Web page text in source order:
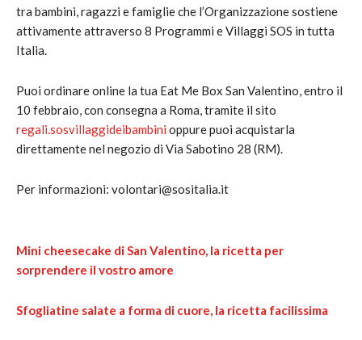
tra bambini, ragazzi e famiglie che l’Organizzazione sostiene
attivamente attraverso 8 Programmi e Villaggi SOS in tutta
Italia.
Puoi ordinare online la tua Eat Me Box San Valentino, entro il
10 febbraio, con consegna a Roma, tramite il sito
regali.sosvillaggideibambini oppure puoi acquistarla
direttamente nel negozio di Via Sabotino 28 (RM).
Per informazioni: volontari@sositalia.it
Mini cheesecake di San Valentino, la ricetta per
sorprendere il vostro amore
Sfogliatine salate a forma di cuore, la ricetta facilissima